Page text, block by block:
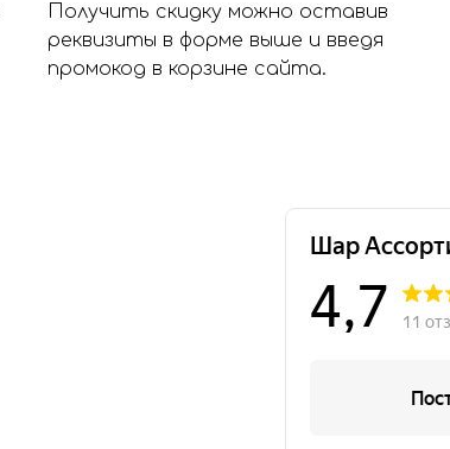
Получить скидку можно оставив
реквизиты в форме выше и введя
промокод в корзине сайта.